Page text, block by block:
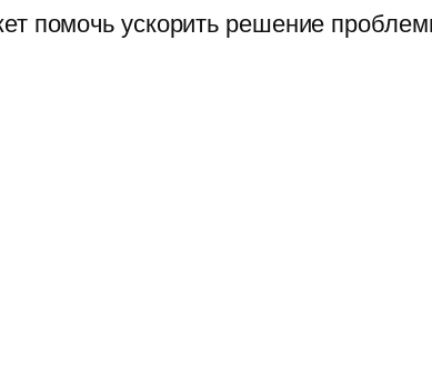
помочь ускорить решение